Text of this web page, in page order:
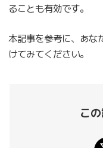
ることも有効です。
本記事を参考に、あな
けてみてください。
こ